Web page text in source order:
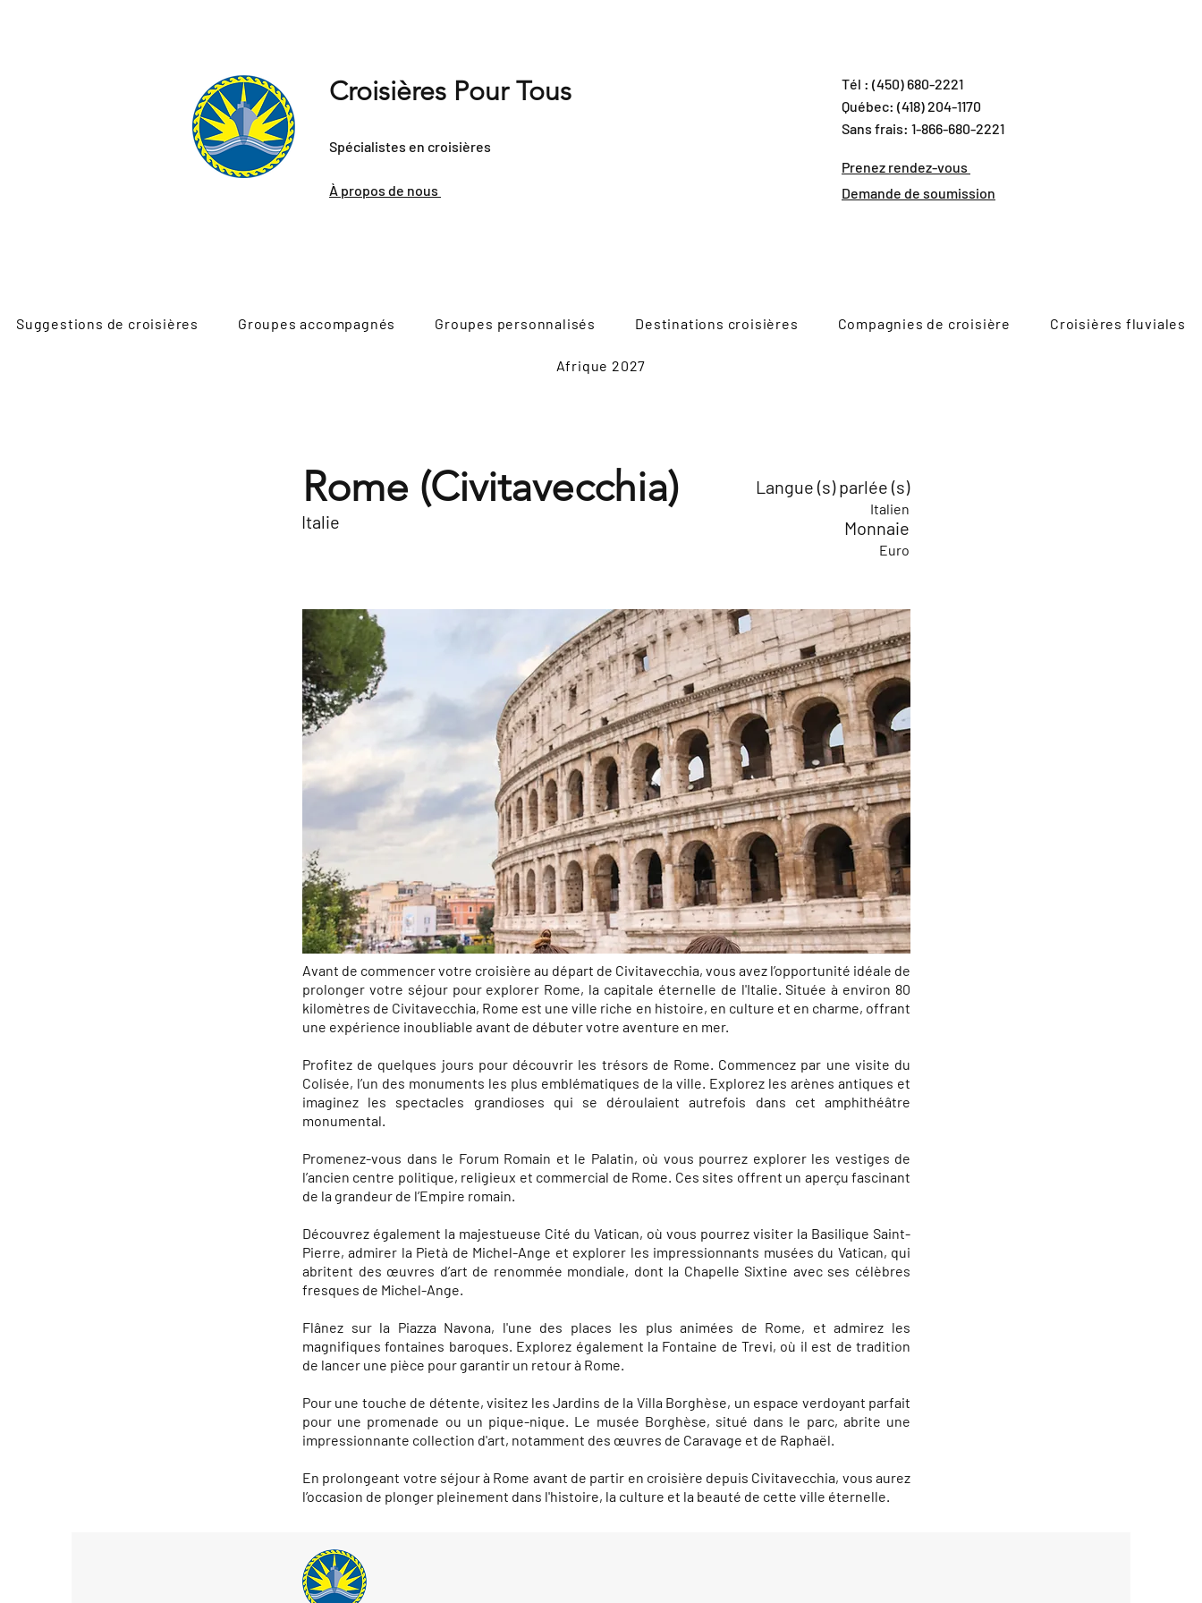
Croisières Pour Tous
Spécialistes en croisières
À propos de nous
Tél : (450) 680-2221
Québec: (418) 204-1170
Sans frais: 1-866-680-2221
Prenez rendez-vous
Demande de soumission
Suggestions de croisières Groupes accompagnés Groupes personnalisés Destinations croisières Compagnies de croisière Croisières fluviales
Afrique 2027
Rome (Civitavecchia)
Italie
Langue (s) parlée (s)
Italien
Monnaie
Euro
Avant de commencer votre croisière au départ de Civitavecchia, vous avez l’opportunité idéale de
prolonger votre séjour pour explorer Rome, la capitale éternelle de l'Italie. Située à environ 80
kilomètres de Civitavecchia, Rome est une ville riche en histoire, en culture et en charme, offrant
une expérience inoubliable avant de débuter votre aventure en mer.
Profitez de quelques jours pour découvrir les trésors de Rome. Commencez par une visite du
Colisée, l’un des monuments les plus emblématiques de la ville. Explorez les arènes antiques et
imaginez les spectacles grandioses qui se déroulaient autrefois dans cet amphithéâtre
monumental.
Promenez-vous dans le Forum Romain et le Palatin, où vous pourrez explorer les vestiges de
l’ancien centre politique, religieux et commercial de Rome. Ces sites offrent un aperçu fascinant
de la grandeur de l’Empire romain.
Découvrez également la majestueuse Cité du Vatican, où vous pourrez visiter la Basilique Saint-
Pierre, admirer la Pietà de Michel-Ange et explorer les impressionnants musées du Vatican, qui
abritent des œuvres d’art de renommée mondiale, dont la Chapelle Sixtine avec ses célèbres
fresques de Michel-Ange.
Flânez sur la Piazza Navona, l'une des places les plus animées de Rome, et admirez les
magnifiques fontaines baroques. Explorez également la Fontaine de Trevi, où il est de tradition
de lancer une pièce pour garantir un retour à Rome.
Pour une touche de détente, visitez les Jardins de la Villa Borghèse, un espace verdoyant parfait
pour une promenade ou un pique-nique. Le musée Borghèse, situé dans le parc, abrite une
impressionnante collection d'art, notamment des œuvres de Caravage et de Raphaël.
En prolongeant votre séjour à Rome avant de partir en croisière depuis Civitavecchia, vous aurez
l’occasion de plonger pleinement dans l'histoire, la culture et la beauté de cette ville éternelle.